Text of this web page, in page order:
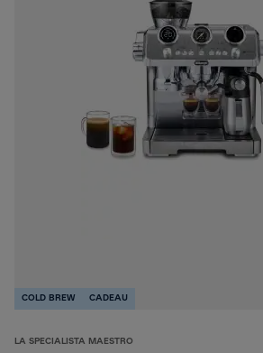
COLD BREW CADEAU
LA SPECIALISTA MAESTRO